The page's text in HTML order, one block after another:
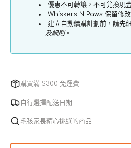
狗
乾
數
肉
糜
糙
狗
乾
數
優惠不可轉讓，不可兌換現
Whiskers N Paws 保留修改
建立自動續購計劃前，請先
及細則。
購買滿 $300 免運費
自行選擇配送日期
毛孩家長精心挑選的商品